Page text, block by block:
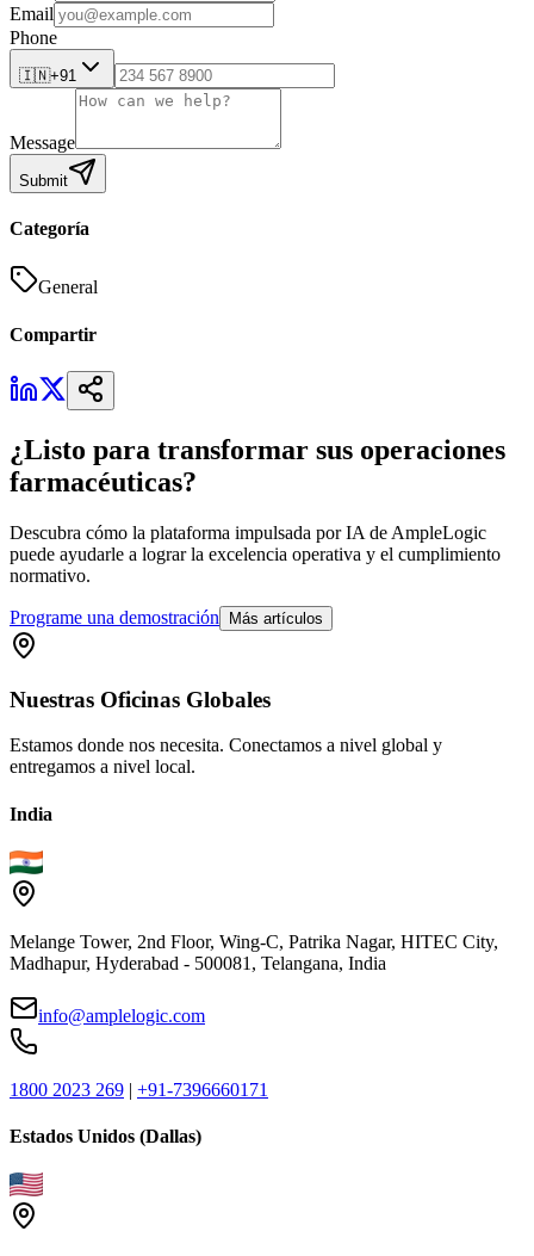
Email
Phone
🇮🇳+91
Message
Submit
Categoría
General
Compartir
¿Listo para transformar sus operaciones
farmacéuticas?
Descubra cómo la plataforma impulsada por IA de AmpleLogic
puede ayudarle a lograr la excelencia operativa y el cumplimiento
normativo.
Programe una demostración Más artículos
Nuestras Oficinas Globales
Estamos donde nos necesita. Conectamos a nivel global y
entregamos a nivel local.
India
Melange Tower, 2nd Floor, Wing-C, Patrika Nagar, HITEC City,
Madhapur, Hyderabad - 500081, Telangana, India
info@amplelogic.com
1800 2023 269 | +91-7396660171
Estados Unidos (Dallas)